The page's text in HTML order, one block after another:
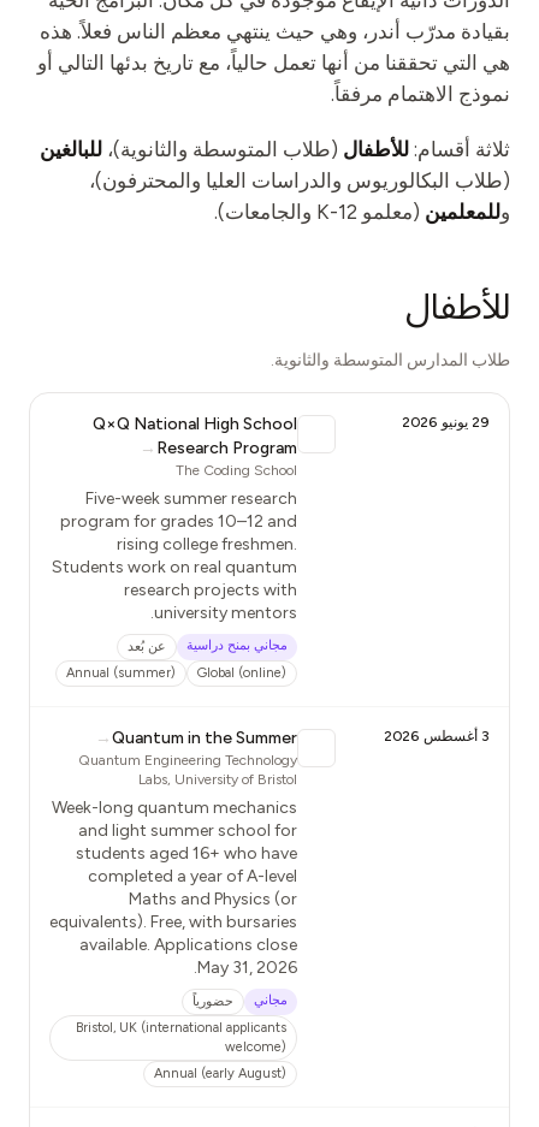
الأنشطة
الأدلة
الفعاليات
الجداول الزمنية
الأمن الكمومي
من نحن
قصتنا
بقيادة مدرّب أندر، وهي حيث ينتهي معظم الناس فعلاً. هذه
هي التي تحققنا من أنها تعمل حالياً، مع تاريخ بدئها التالي أو
نموذج الاهتمام مرفقاً.
ثلاثة أقسام: للأطفال (طلاب المتوسطة والثانوية)، للبالغين
(طلاب البكالوريوس والدراسات العليا والمحترفون)،
وللمعلمين (معلمو K-12 والجامعات).
للأطفال
طلاب المدارس المتوسطة والثانوية.
29 يونيو 2026
Q×Q National High School
Research Program
→
The Coding School
Five-week summer research
program for grades 10–12 and
rising college freshmen.
Students work on real quantum
research projects with
university mentors.
مجاني بمنح دراسية
عن بُعد
Global (online)
Annual (summer)
3 أغسطس 2026 Quantum in the Summer
→
Quantum Engineering Technology
Labs, University of Bristol
Week-long quantum mechanics
and light summer school for
students aged 16+ who have
completed a year of A-level
Maths and Physics (or
equivalents). Free, with bursaries
available. Applications close
May 31, 2026.
مجاني
حضورياً
Bristol, UK (international applicants
welcome)
Annual (early August)